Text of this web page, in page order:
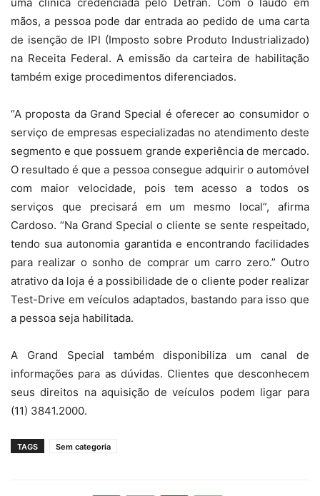
mãos, a pessoa pode dar entrada ao pedido de uma carta
de isenção de IPI (Imposto sobre Produto Industrializado)
na Receita Federal. A emissão da carteira de habilitação
também exige procedimentos diferenciados.
“A proposta da Grand Special é oferecer ao consumidor o
serviço de empresas especializadas no atendimento deste
segmento e que possuem grande experiência de mercado.
O resultado é que a pessoa consegue adquirir o automóvel
com maior velocidade, pois tem acesso a todos os
serviços que precisará em um mesmo local”, afirma
Cardoso. “Na Grand Special o cliente se sente respeitado,
tendo sua autonomia garantida e encontrando facilidades
para realizar o sonho de comprar um carro zero.” Outro
atrativo da loja é a possibilidade de o cliente poder realizar
Test-Drive em veículos adaptados, bastando para isso que
a pessoa seja habilitada.
A Grand Special também disponibiliza um canal de
informações para as dúvidas. Clientes que desconhecem
seus direitos na aquisição de veículos podem ligar para
(11) 3841.2000.
TAGS Sem categoria